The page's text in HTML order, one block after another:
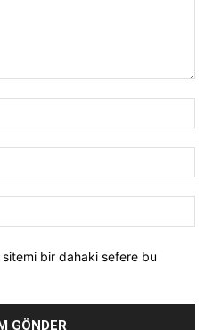
bir dahaki sefere bu